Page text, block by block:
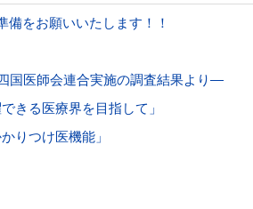
をお願いいたします！！
国医師会連合実施の調査結果より―
きる医療界を目指して」
りつけ医機能」